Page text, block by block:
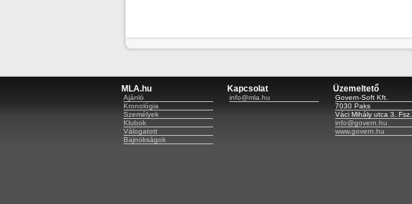
MLA.hu
Ajánló
Kronológia
Személyek
Klubok
Válogatott
Bajnokságok
Kapcsolat
info@mla.hu
Üzemeltető
Govern-Soft Kft.
7030 Paks
Váci Mihály utca 3.
info@govern.hu
www.govern.hu